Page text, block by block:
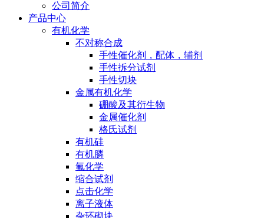
公司简介
产品中心
有机化学
不对称合成
手性催化剂，配体，辅剂
手性拆分试剂
手性切块
金属有机化学
硼酸及其衍生物
金属催化剂
格氏试剂
有机硅
有机膦
氟化学
缩合试剂
点击化学
离子液体